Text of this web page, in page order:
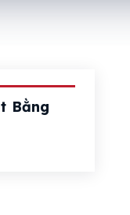
Bằng